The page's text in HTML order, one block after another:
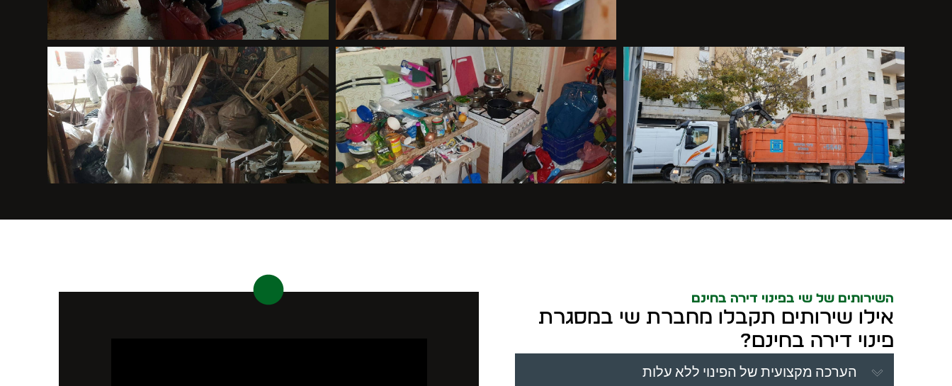
השירותים של שי בפינוי דירה בחינם
אילו שירותים תקבלו מחברת שי במסגרת
פינוי דירה בחינם?
הערכה מקצועית של הפינוי ללא עלות